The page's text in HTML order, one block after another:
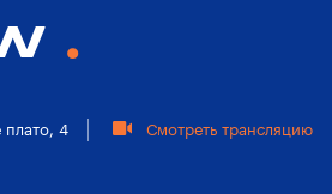
плато, 4 Смотреть трансляцию